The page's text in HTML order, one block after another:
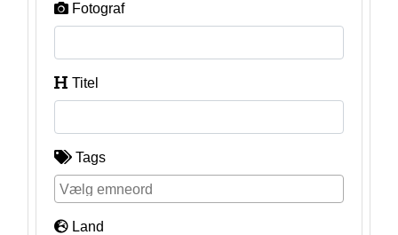
Fotograf
Titel
Tags
Land